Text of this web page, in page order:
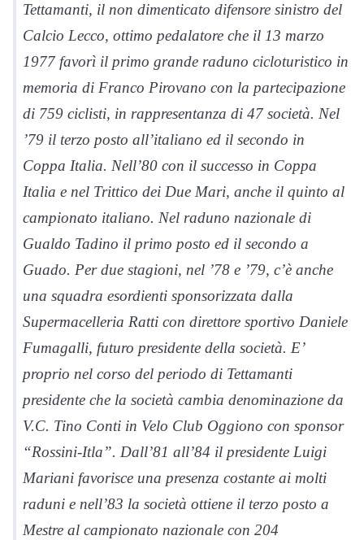
Tettamanti, il non dimenticato difensore sinistro del
Calcio Lecco, ottimo pedalatore che il 13 marzo
1977 favorì il primo grande raduno cicloturistico in
memoria di Franco Pirovano con la partecipazione
di 759 ciclisti, in rappresentanza di 47 società. Nel
’79 il terzo posto all’italiano ed il secondo in
Coppa Italia. Nell’80 con il successo in Coppa
Italia e nel Trittico dei Due Mari, anche il quinto al
campionato italiano. Nel raduno nazionale di
Gualdo Tadino il primo posto ed il secondo a
Guado. Per due stagioni, nel ’78 e ’79, c’è anche
una squadra esordienti sponsorizzata dalla
Supermacelleria Ratti con direttore sportivo Daniele
Fumagalli, futuro presidente della società. E’
proprio nel corso del periodo di Tettamanti
presidente che la società cambia denominazione da
V.C. Tino Conti in Velo Club Oggiono con sponsor
“Rossini-Itla”. Dall’81 all’84 il presidente Luigi
Mariani favorisce una presenza costante ai molti
raduni e nell’83 la società ottiene il terzo posto a
Mestre al campionato nazionale con 204